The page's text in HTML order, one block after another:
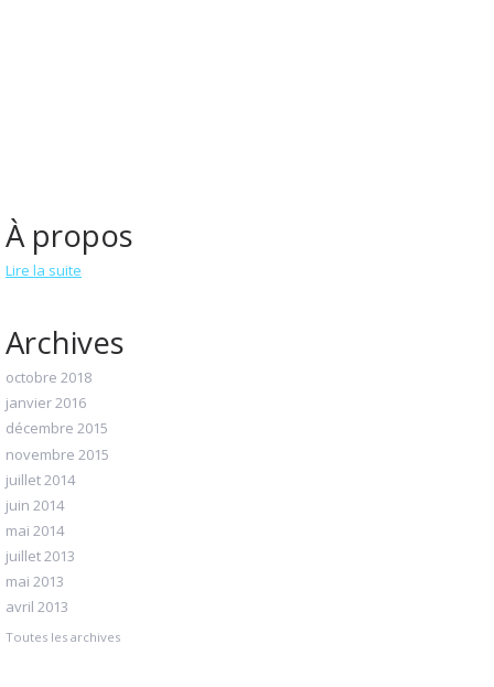
À propos
Lire la suite
Archives
octobre 2018
janvier 2016
décembre 2015
novembre 2015
juillet 2014
juin 2014
mai 2014
juillet 2013
mai 2013
avril 2013
Toutes les archives